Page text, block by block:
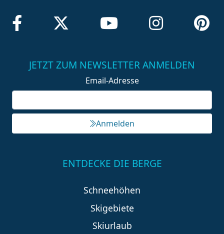
JETZT ZUM NEWSLETTER ANMELDEN
Email-Adresse
Anmelden
ENTDECKE DIE BERGE
Schneehöhen
Skigebiete
Skiurlaub